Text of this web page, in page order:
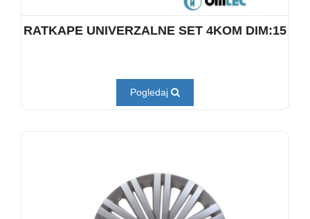
RATKAPE UNIVERZALNE SET 4KOM DIM:15
Pogledaj